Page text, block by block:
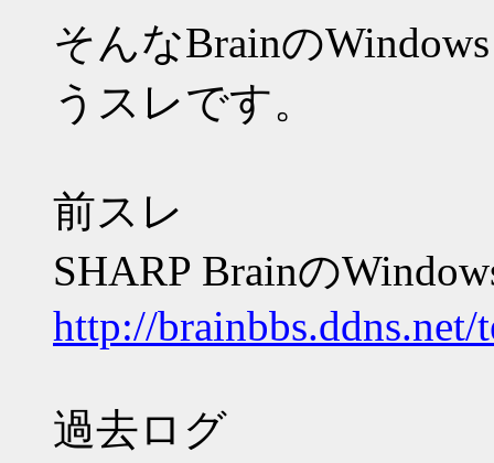
そんなBrainの
うスレです。
前スレ
SHARP Brainの
http://
過去ログ